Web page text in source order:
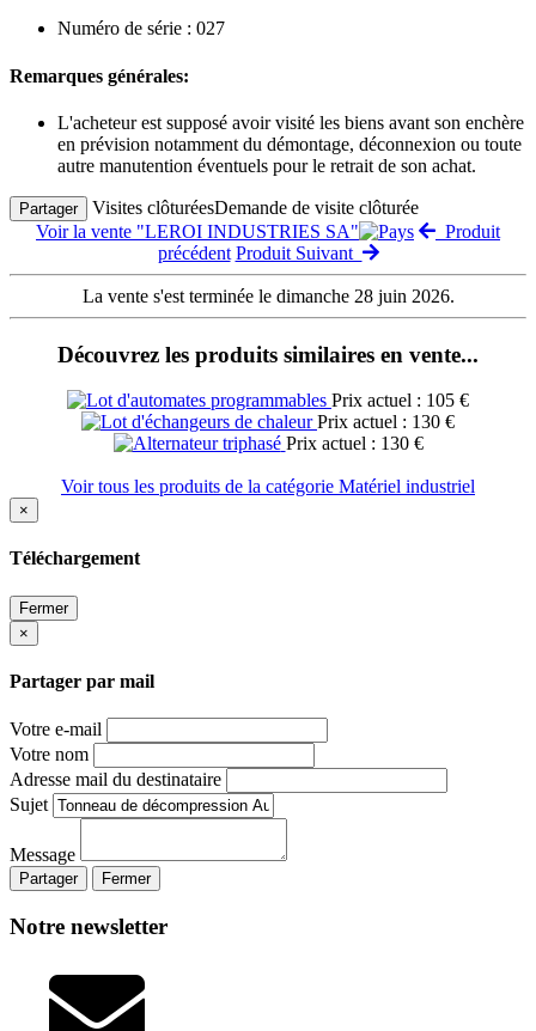
Numéro de série : 027
Remarques générales:
L'acheteur est supposé avoir visité les biens avant son enchère
en prévision notamment du démontage, déconnexion ou toute
autre manutention éventuels pour le retrait de son achat.
Partager Visites clôturéesDemande de visite clôturée
Voir la vente "LEROI INDUSTRIES SA"
Produit
précédent Produit Suivant
La vente s'est terminée le dimanche 28 juin 2026.
Découvrez les produits similaires en vente...
Prix actuel : 105 €
Prix actuel : 130 €
Prix actuel : 130 €
Voir tous les produits de la catégorie Matériel industriel
×
Téléchargement
Fermer
×
Partager par mail
Votre e-mail
Votre nom
Adresse mail du destinataire
Sujet
Message
Partager Fermer
Notre newsletter